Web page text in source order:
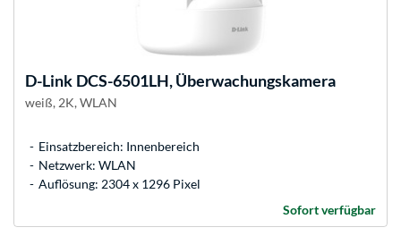
D-Link DCS-6501LH, Überwachungskamera
weiß, 2K, WLAN
Einsatzbereich: Innenbereich
Netzwerk: WLAN
Auflösung: 2304 x 1296 Pixel
Sofort verfügbar